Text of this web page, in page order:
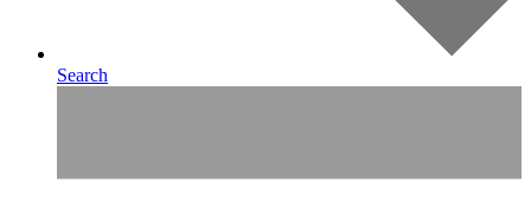
Search